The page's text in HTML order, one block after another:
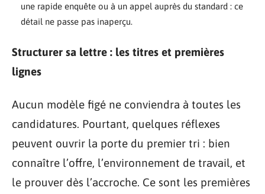
une rapide enquête ou à un appel auprès du standard : ce
détail ne passe pas inaperçu.
Structurer sa lettre : les titres et premières
lignes
Aucun modèle figé ne conviendra à toutes les
candidatures. Pourtant, quelques réflexes
peuvent ouvrir la porte du premier tri : bien
connaître l’offre, l’environnement de travail, et
le prouver dès l’accroche. Ce sont les premières